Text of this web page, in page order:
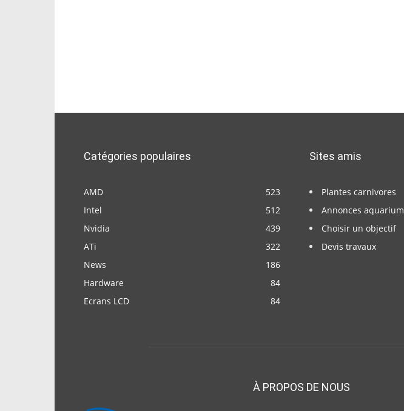
Catégories populaires
AMD
523
Intel
512
Nvidia
439
ATi
322
News
186
Hardware
84
Ecrans LCD
84
Sites amis
Plantes carnivores
Annonces aquarium
Choisir un objectif
Devis travaux
À PROPOS DE NOUS